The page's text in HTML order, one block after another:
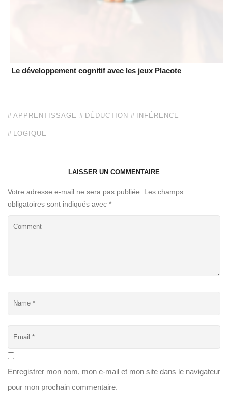
Le développement cognitif avec les jeux Placote
APPRENTISSAGE DÉDUCTION INFÉRENCE
LOGIQUE
LAISSER UN COMMENTAIRE
Votre adresse e-mail ne sera pas publiée.
Les champs
obligatoires sont indiqués avec *
Enregistrer mon nom, mon e-mail et mon site dans le navigateur
pour mon prochain commentaire.